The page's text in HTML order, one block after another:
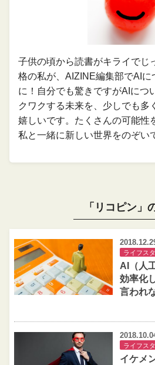
子供の頃から読書がキライでじ
格の私が、AIZINE編集部でAIに
に！自分でも驚きですがAIにつ
クワクする未来を、少しでも多
嬉しいです。たくさんの可能性
私と一緒に新しい世界をのぞい
「 リコピン」
ライフス
AI（人
効率化
言われ
ライフス
イケメ